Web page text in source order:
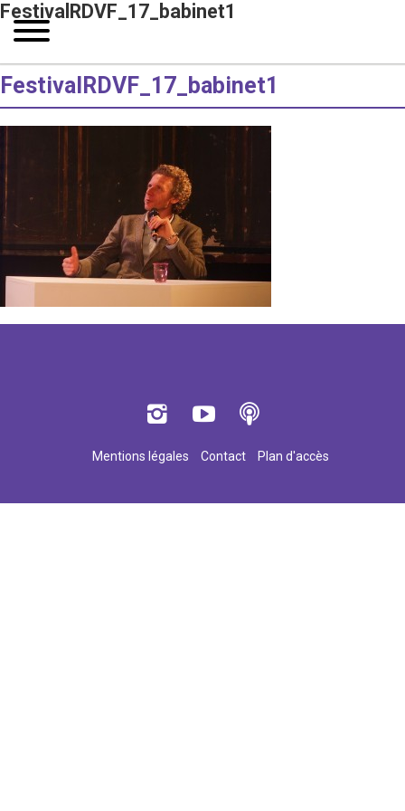
FestivalRDVF_17_babinet1
FestivalRDVF_17_babinet1
Mentions légales Contact Plan d'accès